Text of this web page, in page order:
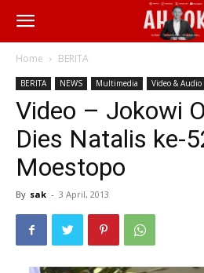
Home BERITA
BERITA NEWS Multimedia Video & Audio
Video – Jokowi
Dies Natalis ke-
Moestopo
By sak - 3 April, 2013